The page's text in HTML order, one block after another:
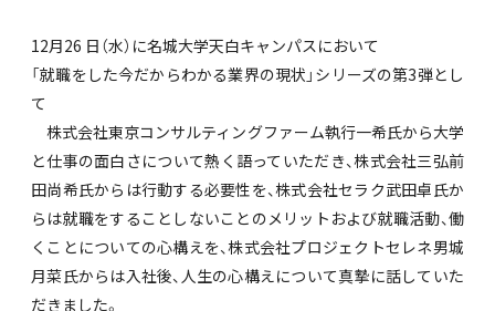
12月26 日（水）に名城大学天白キャンパスにおいて
「就職をした今だからわかる業界の現状」シリーズの第3弾とし
て
株式会社東京コンサルティングファーム執行一希氏から大学
と仕事の面白さについて熱く語っていただき、株式会社三弘前
田尚希氏からは行動する必要性を、株式会社セラク武田卓氏か
らは就職をすることしないことのメリットおよび就職活動、働
くことについての心構えを、株式会社プロジェクトセレネ男城
月菜氏からは入社後、人生の心構えについて真摯に話していた
だきました。